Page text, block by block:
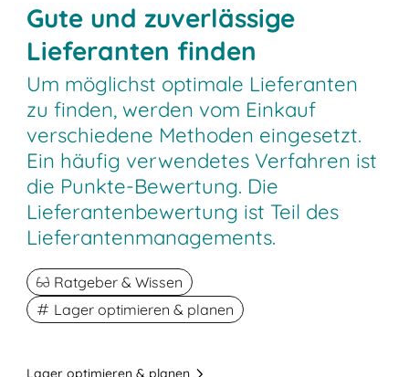
Gute und zuverlässige
Lieferanten finden
Um möglichst optimale Lieferanten
zu finden, werden vom Einkauf
verschiedene Methoden eingesetzt.
Ein häufig verwendetes Verfahren ist
die Punkte-Bewertung. Die
Lieferantenbewertung ist Teil des
Lieferantenmanagements.
Ratgeber & Wissen
Lager optimieren & planen
Lager optimieren & planen